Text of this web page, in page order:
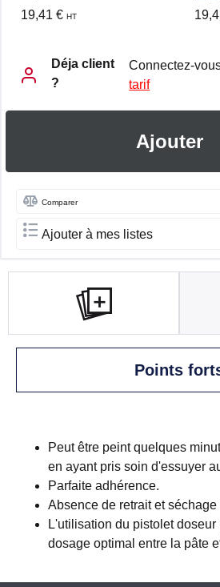
19,41 € HT
Déja client
?
Connectez-
tarif
Ajouter
Comparer
Ajouter à mes listes
Points
Peut être peint quelques
en ayant pris soin d'essuyer
Parfaite adhérence.
Absence de retrait et séchage
L'utilisation du pistolet doseur
dosage optimal entre la pâte